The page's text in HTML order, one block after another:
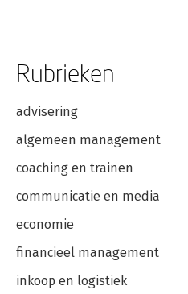
Rubrieken
advisering
algemeen management
coaching en trainen
communicatie en media
economie
financieel management
inkoop en logistiek